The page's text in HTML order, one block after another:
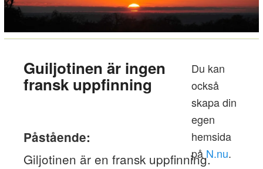
Guiljotinen är ingen
fransk uppfinning
Påstående:
Giljotinen är en fransk uppfinning.
Du kan
också
skapa din
egen
hemsida
på N.nu.